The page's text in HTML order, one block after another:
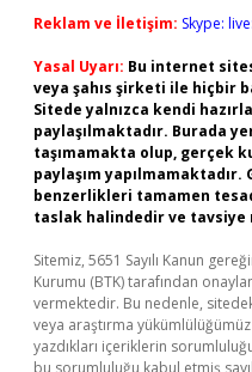
Reklam ve İletişim: Skype:
Yasal Uyarı: Bu internet
veya şahıs şirketi ile hiçbir
Sitede yalnızca kendi
paylaşılmaktadır. Burada
taşımamakta olup, gerçek
paylaşım
benzerlikleri tamamen
taslak halindedir ve tavsiye
Sitemiz, 5651 Sayılı Kanun
Kurumu (BTK) tarafından
vermektedir. Bu nedenle,
veya araştırma
yazdıkları içeriklerin
bu sorumluluğu kabul etmiş